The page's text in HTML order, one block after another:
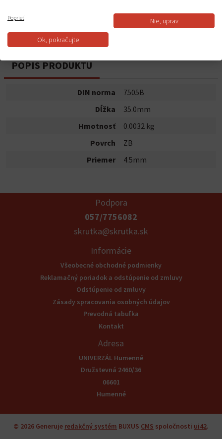
Dostupnosť:Na sklade
POPIS PRODUKTU
DIN norma
7505B
Dĺžka
35.0mm
Hmotnosť
0.0032 kg
Povrch
ZB
Priemer
4.5mm
Podpora
057/7756082
skrutka@skrutka.sk
Informácie
Všeobecné obchodné podmienky
Reklamačný poriadok a odstúpenie od zmluvy
Odstúpenie od zmluvy
Zásady spracovania osobných údajov
Prevodná tabuľka
Kontakt
Adresa
UNIVERZÁL Humenné
Družstevná 2460/36
06601
Humenné
© 2026 Generuje redakčný systém BUXUS CMS spoločnosti ui42.
Poprieť Nie, uprav
Ok, pokračujte